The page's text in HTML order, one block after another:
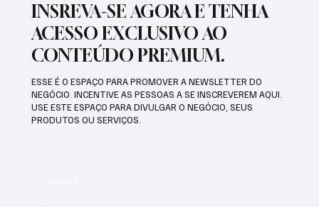
INSREVA-SE AGORA E TENHA
ACESSO EXCLUSIVO AO
CONTEÚDO PREMIUM.
ESSE É O ESPAÇO PARA PROMOVER A NEWSLETTER DO
NEGÓCIO. INCENTIVE AS PESSOAS A SE INSCREVEREM AQUI.
USE ESTE ESPAÇO PARA DIVULGAR O NEGÓCIO, SEUS
PRODUTOS OU SERVIÇOS.